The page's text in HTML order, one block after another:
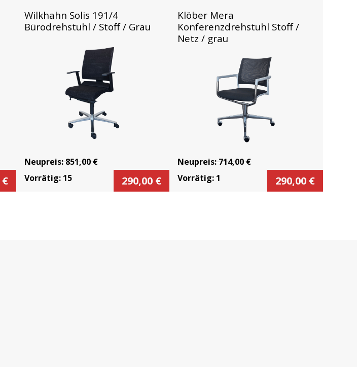
€
Wilkhahn Solis 191/4
Bürodrehstuhl / Stoff / Grau
Neupreis:851,00€
Vorrätig: 15 290,00 €
Klöber Mera
Konferenzdrehstuhl Stoff /
Netz / grau
Neupreis:714,00€
Vorrätig: 1 290,00 €